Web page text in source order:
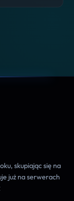
skupiając się na
już na serwerach